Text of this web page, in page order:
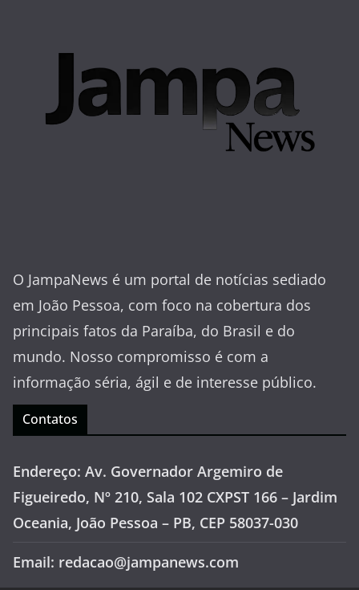
O JampaNews é um portal de notícias sediado
em João Pessoa, com foco na cobertura dos
principais fatos da Paraíba, do Brasil e do
mundo. Nosso compromisso é com a
informação séria, ágil e de interesse público.
Contatos
Endereço: Av. Governador Argemiro de
Figueiredo, Nº 210, Sala 102 CXPST 166 – Jardim
Oceania, João Pessoa – PB, CEP 58037-030
Email: redacao@jampanews.com